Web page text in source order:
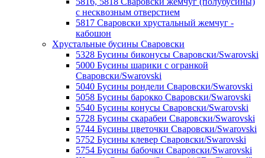
с несквозным отверстием
5817 Сваровски хрустальный жемчуг -
кабошон
Хрустальные бусины Сваровски
5328 Бусины биконусы Сваровски/Swarovski
5000 Бусины шарики с огранкой
Сваровски/Swarovski
5040 Бусины рондели Сваровски/Swarovski
5058 Бусины барокко Сваровски/Swarovski
5540 Бусины конусы Сваровски/Swarovski
5728 Бусины скарабеи Сваровски/Swarovski
5744 Бусины цветочки Сваровски/Swarovski
5752 Бусины клевер Сваровски/Swarovski
5754 Бусины бабочки Сваровски/Swarovski